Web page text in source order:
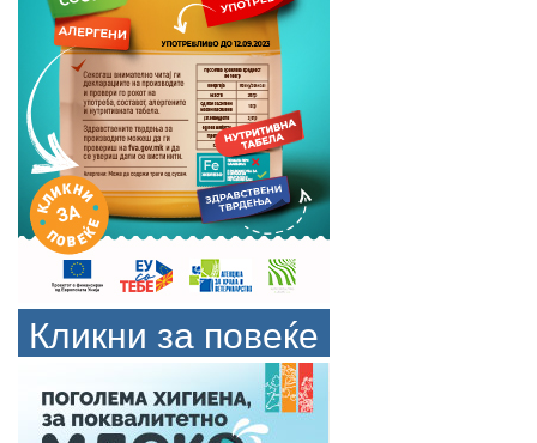
Кликни за повеќе